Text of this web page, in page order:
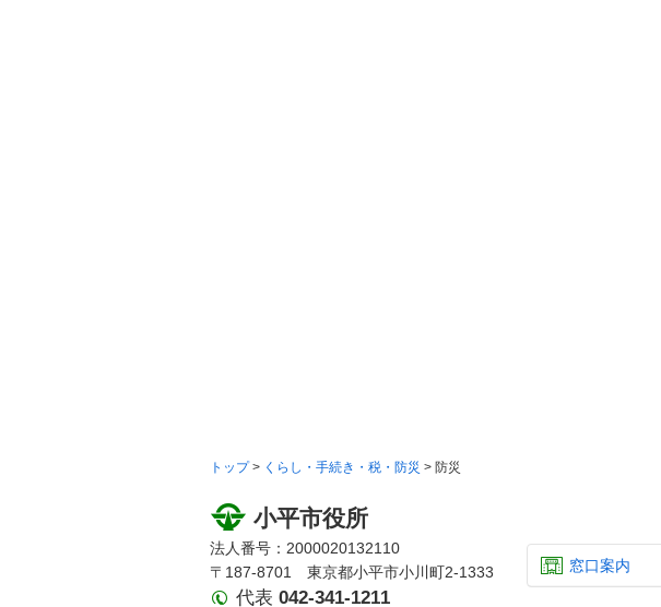
トップ> くらし・手続き・税・防災 > 防災
小平市役所
法人番号：2000020132110
〒187-8701 東京都小平市小川町2-1333
代表 042-341-1211
窓口案内